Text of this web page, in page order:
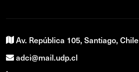
Av. República 105, Santiago, Chile
adci@mail.udp.cl